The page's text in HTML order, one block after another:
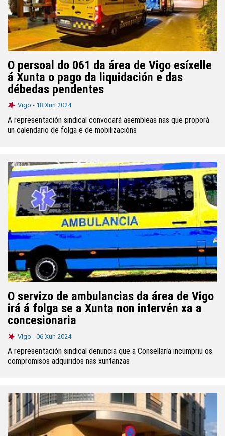
O persoal do 061 da área de Vigo esíxelle
á Xunta o pago da liquidación e das
débedas pendentes
Vigo - 18 Xun 2024
A representación sindical convocará asembleas nas que proporá
un calendario de folga e de mobilizacións
O servizo de ambulancias da área de Vigo
irá á folga se a Xunta non intervén xa a
concesionaria
Vigo - 06 Xun 2024
A representación sindical denuncia que a Consellaría incumpriu os
compromisos adquiridos nas xuntanzas